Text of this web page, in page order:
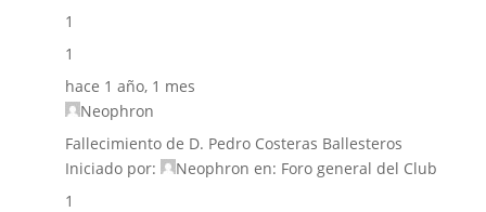
1
1
hace 1 año, 1 mes
Neophron
Fallecimiento de D. Pedro Costeras Ballesteros
Iniciado por:
Neophron en: Foro general del Club
1